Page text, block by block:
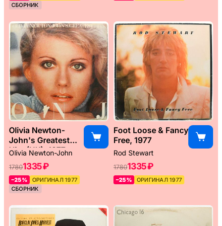
СБОРНИК
Olivia Newton-
John's Greatest
Hits (UK), 1977
Olivia Newton-John
17801335 ₽
–25%
ОРИГИНАЛ 1977
СБОРНИК
Foot Loose & Fancy
Free, 1977
Rod Stewart
17801335 ₽
–25% ОРИГИНАЛ 1977